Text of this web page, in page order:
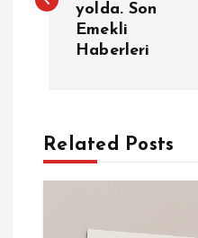
z
e
yolda. Son
Emekli
Haberleri
Related Posts